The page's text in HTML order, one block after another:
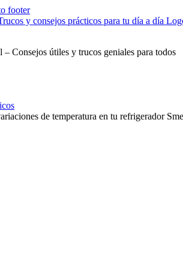
footer
Consejos útiles y trucos geniales para todos
de temperatura en tu refrigerador